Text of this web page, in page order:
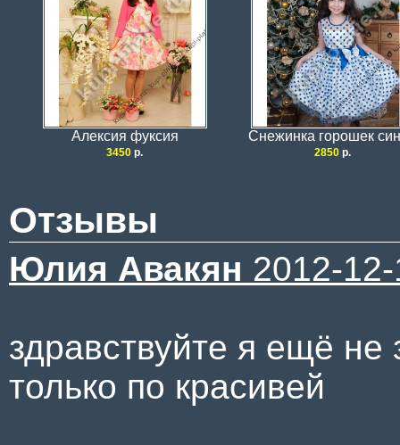
Алексия фуксия Снежинка горошек
3450 р. 2850 р.
Отзывы
Юлия Авакян 2012-
здравствуйте я ещё не
только по красивей